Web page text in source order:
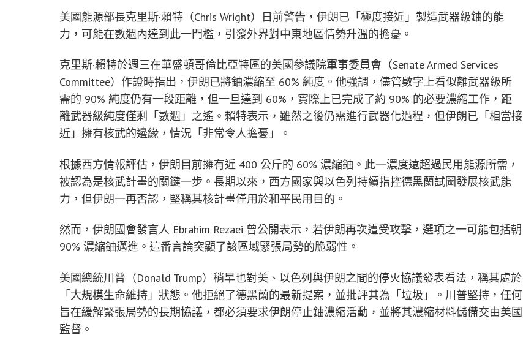
美國能源部長克里斯·賴特（Chris Wright）日前警告，伊朗已「極度接近」製造武器級鈾的能
力，可能在數週內達到此一門檻，引發外界對中東地區情勢升溫的擔憂。
克里斯·賴特於週三在華盛頓哥倫比亞特區的美國參議院軍事委員會（Senate Armed Services
Committee）作證時指出，伊朗已將鈾濃縮至 60% 純度。他強調，儘管數字上看似離武器級所
需的 90% 純度仍有一段距離，但一旦達到 60%，實際上已完成了約 90% 的必要濃縮工作，距
離武器級純度僅剩「數週」之遙。賴特表示，雖然之後仍需進行武器化過程，但伊朗已「相當接
近」擁有核武的邊緣，情況「非常令人擔憂」。
根據西方情報評估，伊朗目前擁有近 400 公斤的 60% 濃縮鈾。此一濃度遠超過民用能源所需，
被認為是核武計畫的關鍵一步。長期以來，西方國家與以色列持續指控德黑蘭試圖發展核武能
力，但伊朗一再否認，堅稱其核計畫僅用於和平民用目的。
然而，伊朗國會發言人 Ebrahim Rezaei 曾公開表示，若伊朗再次遭受攻擊，選項之一可能包括朝
90% 濃縮鈾邁進。這番言論突顯了該區域緊張局勢的脆弱性。
美國總統川普（Donald Trump）稍早也對美、以色列與伊朗之間的停火協議發表看法，稱其處於
「大規模生命維持」狀態。他拒絕了德黑蘭的最新提案，並批評其為「垃圾」。川普堅持，任何
旨在緩解緊張局勢的長期協議，都必須要求伊朗停止鈾濃縮活動，並將其濃縮材料儲備交由美國
監督。